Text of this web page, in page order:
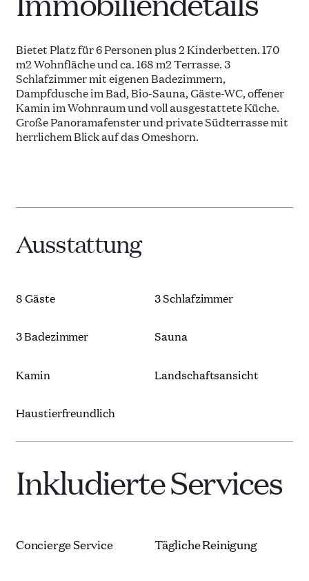
Bietet Platz für 6 Personen plus 2 Kinderbetten. 170
m2 Wohnfläche und ca. 168 m2 Terrasse. 3
Schlafzimmer mit eigenen Badezimmern,
Dampfdusche im Bad, Bio-Sauna, Gäste-WC, offener
Kamin im Wohnraum und voll ausgestattete Küche.
Große Panoramafenster und private Südterrasse mit
herrlichem Blick auf das Omeshorn.
Ausstattung
8 Gäste 3 Schlafzimmer
3 Badezimmer Sauna
Kamin Landschaftsansicht
Haustierfreundlich
Inkludierte Services
Concierge Service Tägliche Reinigung